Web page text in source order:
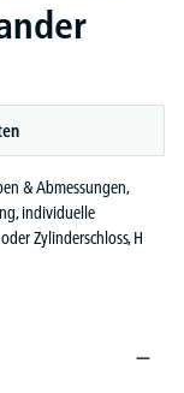
& Abmessungen,
individuelle
Zylinderschloss, H